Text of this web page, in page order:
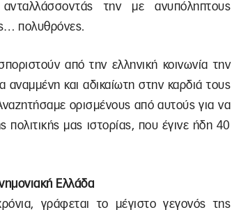
την με ανυπόληπτους
πολυθρόνες.
από την ελληνική κοινωνία την
και αδικαίωτη στην καρδιά τους
ορισμένους από αυτούς για να
πολιτικής μας ιστορίας, που έγινε ήδη 40
Ελλάδα
γράφεται το μέγιστο γεγονός της